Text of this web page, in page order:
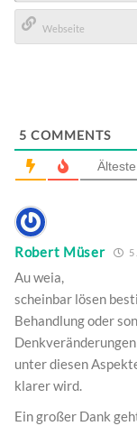
E-
Mail*
5 COMMENTS
Älteste
Robert Müser 5
Au weia,
scheinbar lösen
Behandlung oder
unter diesen
klarer wird.
Ein großer Dank